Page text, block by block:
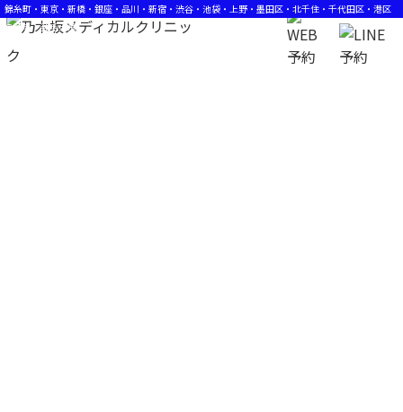
錦糸町・東京・新橋・銀座・品川・新宿・渋谷・池袋・上野・墨田区・北千住・千代田区・港区
の薄毛・発毛治療